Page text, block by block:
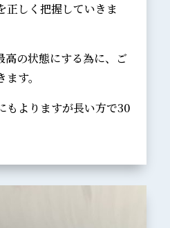
正しく把握していきま
高の状態にする為に、ご
す。
もよりますが長い方で30